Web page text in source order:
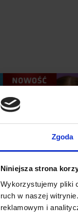
Zgoda
Niniejsza strona
Wykorzystujemy pliki
ruch w naszej
reklamowym i